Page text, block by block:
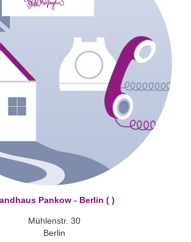
Pankow - Berlin ( )
Mühlenstr. 30
Berlin